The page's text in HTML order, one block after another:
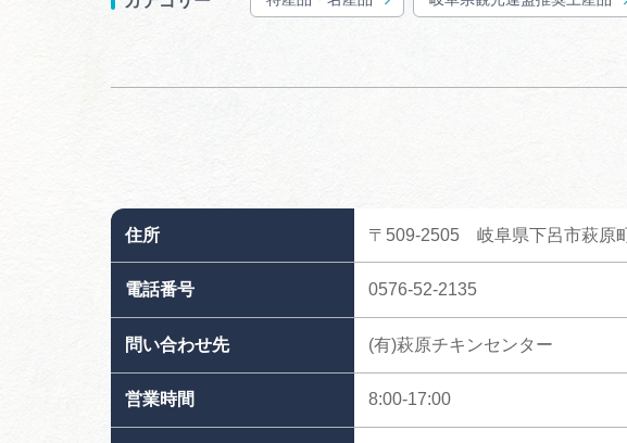
住所 〒509-2505 岐阜県下呂市萩原
電話番号 0576-52-2135
問い合わせ先 (有)萩原チキンセンター
営業時間 8:00-17:00